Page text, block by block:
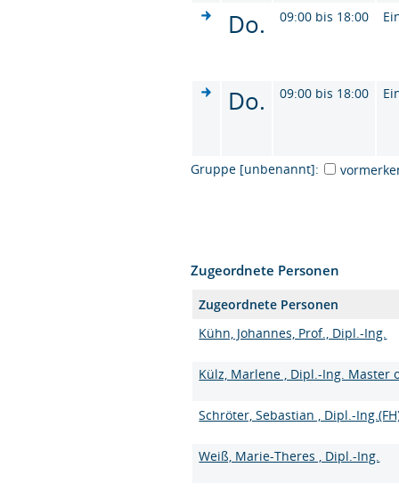
Do. 09:00 bis 18:00
Do. 09:00 bis 18:00
Gruppe [unbenannt]:
Zugeordnete Personen
Zugeordnete Personen
Kühn, Johannes, Prof., Dipl.-Ing.
Külz, Marlene , Dipl.-Ing. Master
Schröter, Sebastian , Dipl.-
Weiß, Marie-Theres , Dipl.-Ing.